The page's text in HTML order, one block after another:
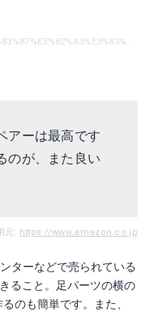
アーは最高です
のが、また良い
元: https://www.amazon.co.jp
ターなどで売られている
ること。足パーツの横の
のも簡単です。また、